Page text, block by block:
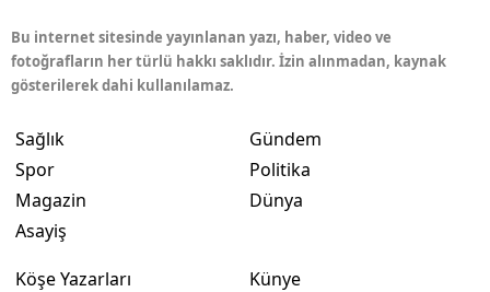
Bu internet sitesinde yayınlanan yazı, haber, video ve
fotoğrafların her türlü hakkı saklıdır. İzin alınmadan, kaynak
gösterilerek dahi kullanılamaz.
Sağlık
Spor
Magazin
Asayiş
Gündem
Politika
Dünya
Köşe Yazarları
Künye